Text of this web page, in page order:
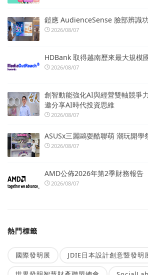
鎧應 AudienceSense 臉部辨識
2026/08/07
HDBank 取得越南歷來最大規模
2026/08/07
創智動能強化AI與經營雙軸競爭
邀分享AI時代投資思維
2026/08/07
ASUSx三麗鷗耍酷聯萌 潮玩開學
2026/08/07
AMD公佈2026年第2季財務報告
2026/08/07
熱門標籤
國際發明展 JDIE日本設計創意暨發明